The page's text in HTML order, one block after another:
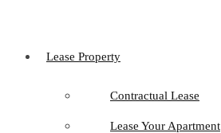
Lease Property
Contractual Lease
Lease Your Apartment